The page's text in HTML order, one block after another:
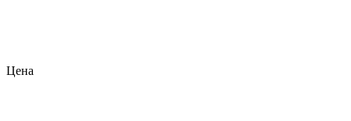
Цена